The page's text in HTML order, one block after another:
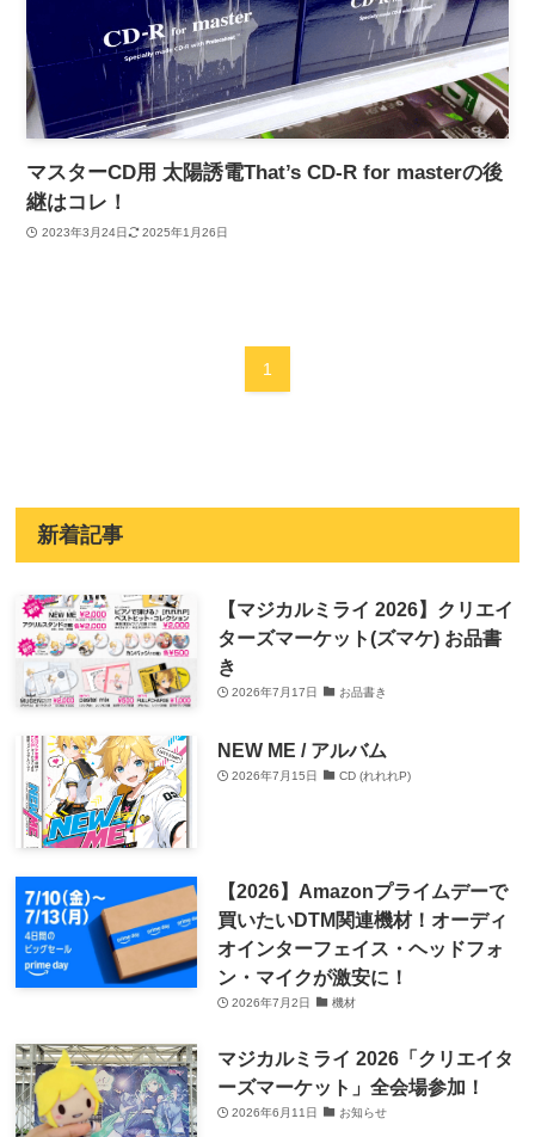
マスターCD用 太陽誘電That’s CD-R for masterの後
継はコレ！
2023年3月24日 2025年1月26日
1
新着記事
【マジカルミライ 2026】クリエイ
ターズマーケット(ズマケ) お品書
き
2026年7月17日 お品書き
NEW ME / アルバム
2026年7月15日 CD (れれれP)
【2026】Amazonプライムデーで
買いたいDTM関連機材！オーディ
オインターフェイス・ヘッドフォ
ン・マイクが激安に！
2026年7月2日 機材
マジカルミライ 2026「クリエイタ
ーズマーケット」全会場参加！
2026年6月11日 お知らせ